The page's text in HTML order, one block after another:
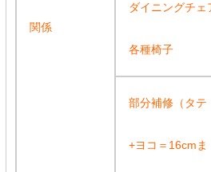
関係
ダイニングチェ
各種椅子
部分補修（タテ
+ヨコ＝16cmま